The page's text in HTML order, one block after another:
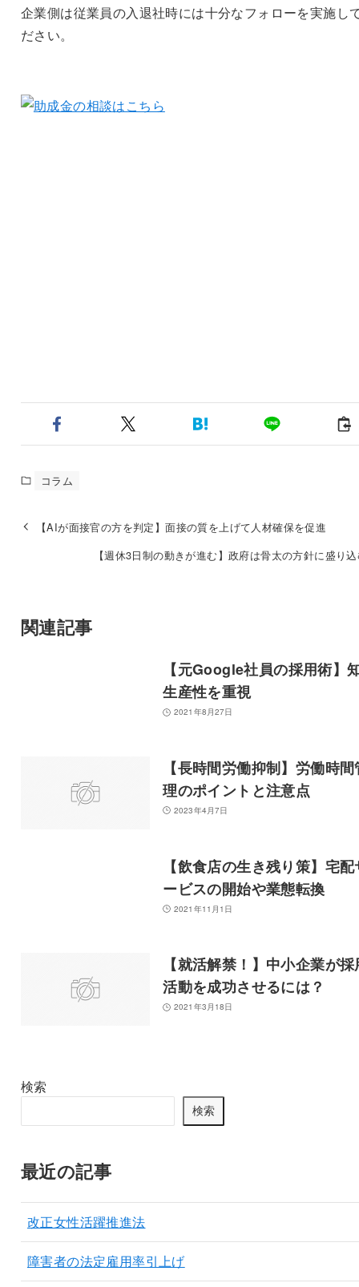
企業側は従業員の入退社時には十分なフォローを実施し
ださい。
コラム
【AIが面接官の方を判定】面接の質を上げて人材確保を促進
【週休3日制の動きが進む】政府は骨太の方針に盛り
関連記事
【元Google社員の採用術】
生産性を重視
2021年8月27日
【長時間労働抑制】労働時間
理のポイントと注意点
2023年4月7日
【飲食店の生き残り策】宅配
ービスの開始や業態転換
2021年11月1日
【就活解禁！】中小企業が採
活動を成功させるには？
2021年3月18日
検索
検索
最近の記事
改正女性活躍推進法
障害者の法定雇用率引上げ